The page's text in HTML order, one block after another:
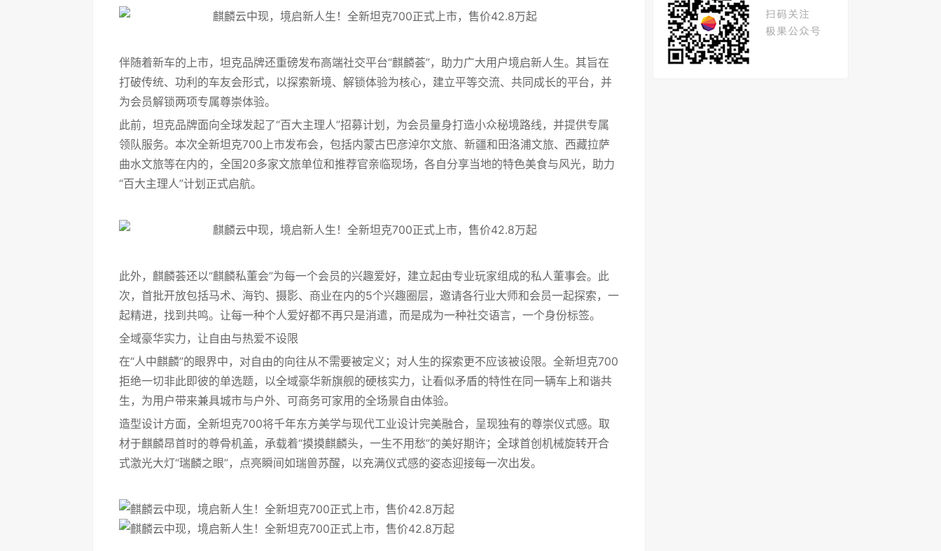
伴随着新车的上市，坦克品牌还重磅发布高端社交平台“麒麟荟”，助力广大用户境启新人生。其旨在
打破传统、功利的车友会形式，以探索新境、解锁体验为核心，建立平等交流、共同成长的平台，并
为会员解锁两项专属尊崇体验。
此前，坦克品牌面向全球发起了“百大主理人”招募计划，为会员量身打造小众秘境路线，并提供专属
领队服务。本次全新坦克700上市发布会，包括内蒙古巴彦淖尔文旅、新疆和田洛浦文旅、西藏拉萨
曲水文旅等在内的，全国20多家文旅单位和推荐官亲临现场，各自分享当地的特色美食与风光，助力
“百大主理人”计划正式启航。
此外，麒麟荟还以“麒麟私董会”为每一个会员的兴趣爱好，建立起由专业玩家组成的私人董事会。此
次，首批开放包括马术、海钓、摄影、商业在内的5个兴趣圈层，邀请各行业大师和会员一起探索，一
起精进，找到共鸣。让每一种个人爱好都不再只是消遣，而是成为一种社交语言，一个身份标签。
全域豪华实力，让自由与热爱不设限
在“人中麒麟”的眼界中，对自由的向往从不需要被定义；对人生的探索更不应该被设限。全新坦克700
拒绝一切非此即彼的单选题，以全域豪华新旗舰的硬核实力，让看似矛盾的特性在同一辆车上和谐共
生，为用户带来兼具城市与户外、可商务可家用的全场景自由体验。
造型设计方面，全新坦克700将千年东方美学与现代工业设计完美融合，呈现独有的尊崇仪式感。取
材于麒麟昂首时的尊骨机盖，承载着“摸摸麒麟头，一生不用愁”的美好期许；全球首创机械旋转开合
式激光大灯“瑞麟之眼”，点亮瞬间如瑞兽苏醒，以充满仪式感的姿态迎接每一次出发。